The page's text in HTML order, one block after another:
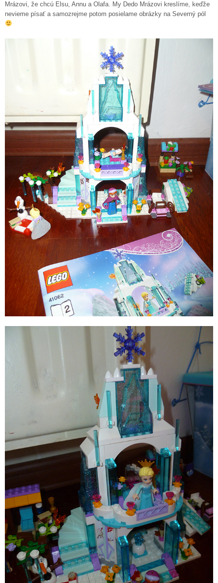
Mrázovi, že chcú Elsu, Annu a Olafa. My Dedo Mrázovi kreslíme, keďže
nevieme písať a samozrejme potom posielame obrázky na Severný pól